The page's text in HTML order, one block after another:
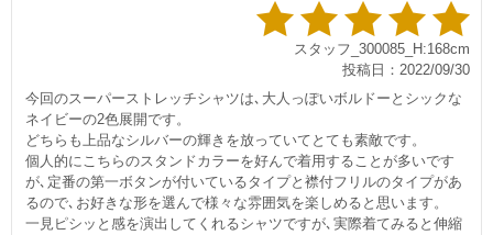
スタッフ_300085_H:168cm
投稿日：2022/09/30
今回のスーパーストレッチシャツは､大人っぽいボルドーとシックな
ネイビーの2色展開です。
どちらも上品なシルバーの輝きを放っていてとても素敵です。
個人的にこちらのスタンドカラーを好んで着用することが多いです
が､定番の第一ボタンが付いているタイプと襟付フリルのタイプがあ
るので､お好きな形を選んで様々な雰囲気を楽しめると思います。
一見ピシッと感を演出してくれるシャツですが､実際着てみると伸縮